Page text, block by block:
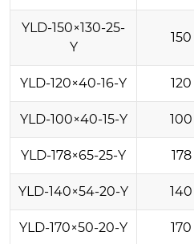
YLD-150×130-25-
Y
150
YLD-120×40-16-Y 120
YLD-100×40-15-Y 100
YLD-178×65-25-Y 178
YLD-140×54-20-Y 140
YLD-170×50-20-Y 170